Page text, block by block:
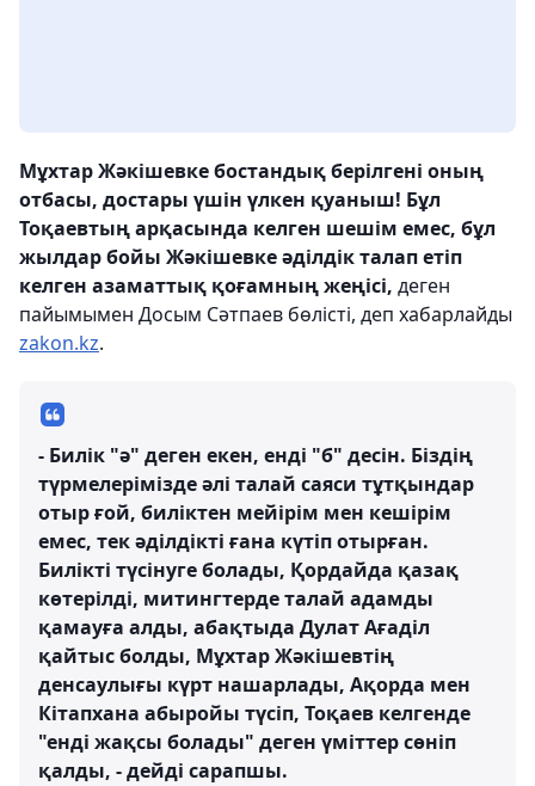
Мұхтар Жәкішевке бостандық берілгені оның
отбасы, достары үшін үлкен қуаныш! Бұл
Тоқаевтың арқасында келген шешім емес, бұл
жылдар бойы Жәкішевке әділдік талап етіп
келген азаматтық қоғамның жеңісі, деген
пайымымен Досым Сәтпаев бөлісті, деп хабарлайды
zakon.kz.
- Билік "ә" деген екен, енді "б" десін. Біздің
түрмелерімізде әлі талай саяси тұтқындар
отыр ғой, биліктен мейірім мен кешірім
емес, тек әділдікті ғана күтіп отырған.
Билікті түсінуге болады, Қордайда қазақ
көтерілді, митингтерде талай адамды
қамауға алды, абақтыда Дулат Ағаділ
қайтыс болды, Мұхтар Жәкішевтің
денсаулығы күрт нашарлады, Ақорда мен
Кітапхана абыройы түсіп, Тоқаев келгенде
"енді жақсы болады" деген үміттер сөніп
қалды, - дейді сарапшы.